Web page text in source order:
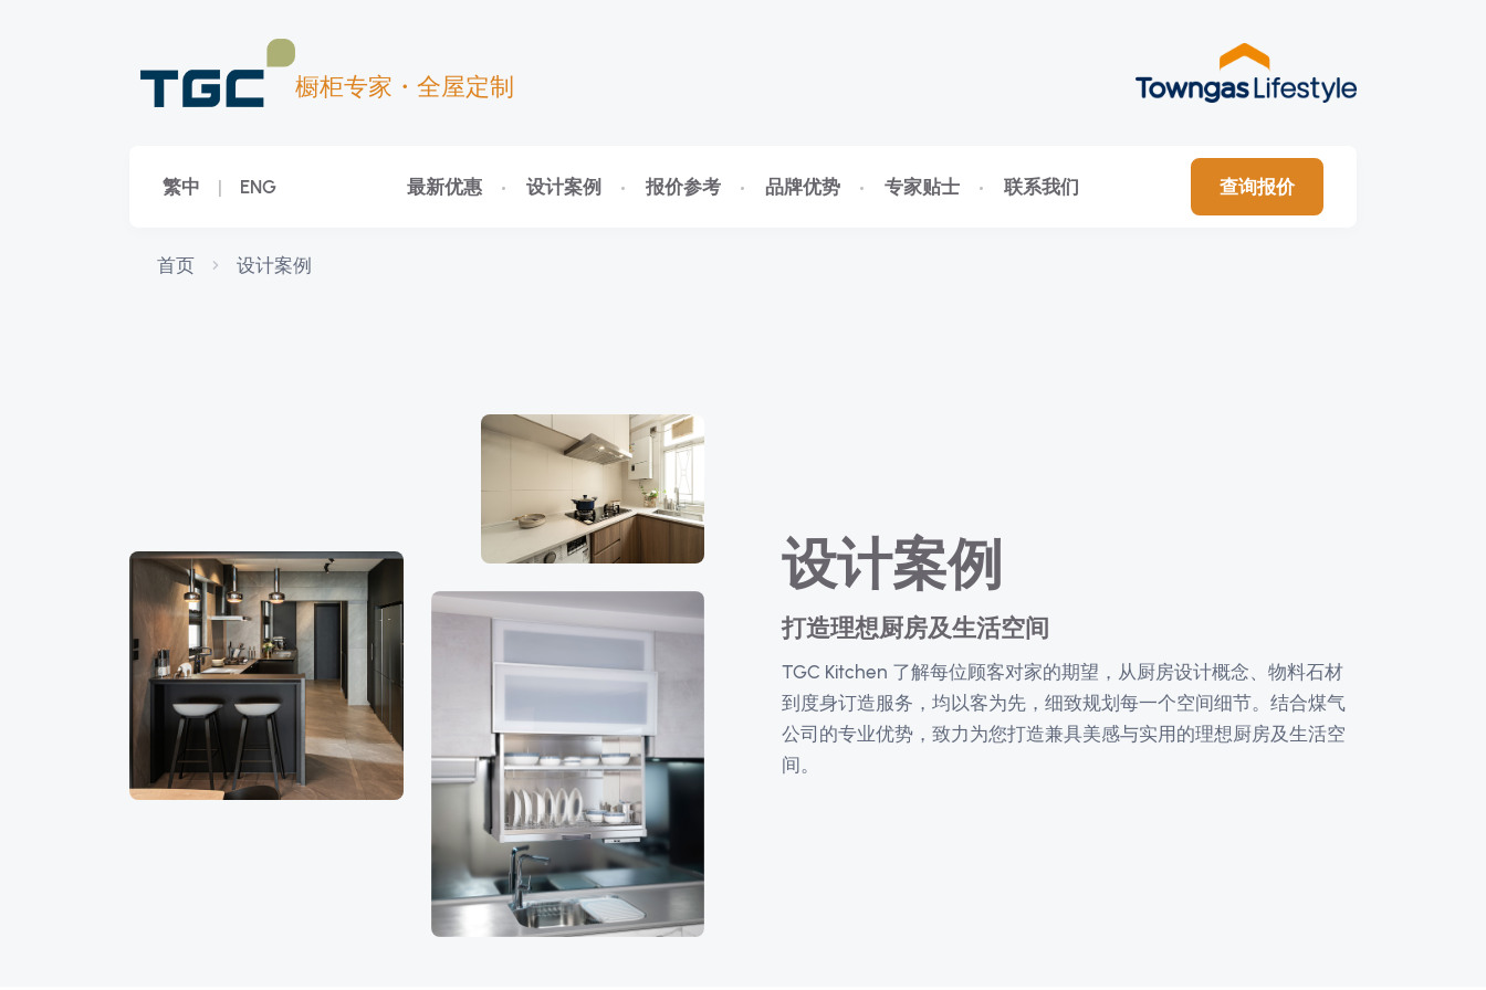
橱柜专家・全屋定制
繁中 | ENG 最新优惠 设计案例 报价参考 品牌优势 专家贴士 联系我们 查询报价
首页 设计案例
设计案例
打造理想厨房及生活空间
TGC Kitchen 了解每位顾客对家的期望，从厨房设计概念、物料石材
到度身订造服务，均以客为先，细致规划每一个空间细节。结合煤气
公司的专业优势，致力为您打造兼具美感与实用的理想厨房及生活空
间。